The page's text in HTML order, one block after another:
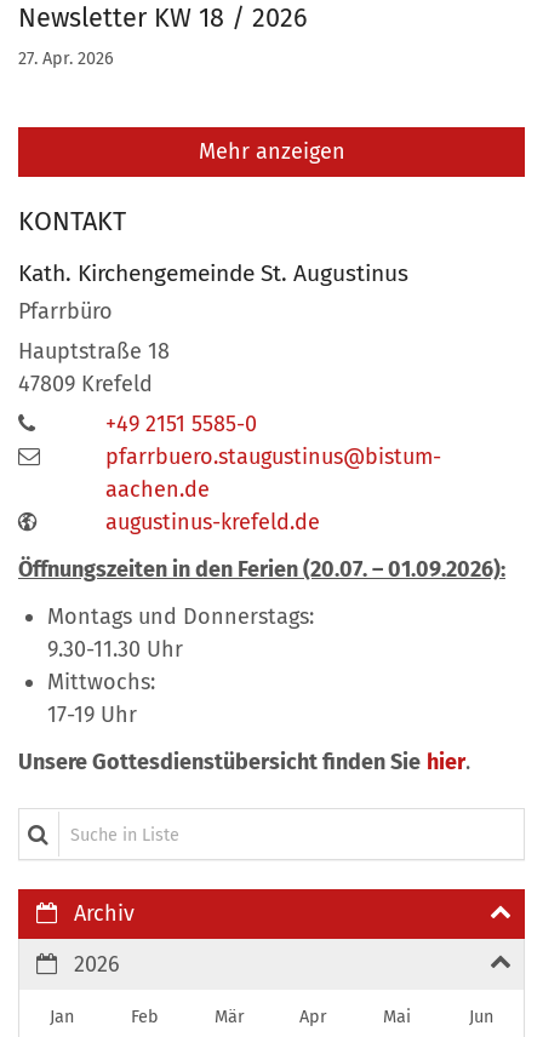
Newsletter KW 18 / 2026
27. Apr. 2026
Mehr anzeigen
KONTAKT
Kath. Kirchengemeinde St. Augustinus
Pfarrbüro
Hauptstraße 18
47809 Krefeld
+49 2151 5585-0
pfarrbuero.staugustinus@bistum-
aachen.de
augustinus-krefeld.de
Öffnungszeiten in den Ferien (20.07. – 01.09.2026):
Montags und Donnerstags:
9.30-11.30 Uhr
Mittwochs:
17-19 Uhr
Unsere Gottesdienstübersicht finden Sie hier.
Suche in Liste
Archiv
2026
Jan Feb Mär Apr Mai Jun